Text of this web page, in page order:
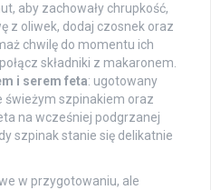
aby zachowały chrupkość,
z oliwek, dodaj czosnek oraz
chwilę do momentu ich
składniki z makaronem.
i serem feta: ugotowany
świeżym szpinakiem oraz
na wcześniej podgrzanej
szpinak stanie się delikatnie
w przygotowaniu, ale